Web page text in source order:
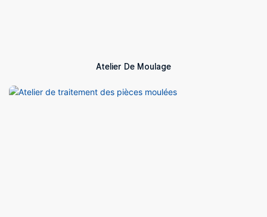
Atelier De Moulage